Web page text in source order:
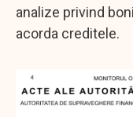
analize privind
acorda creditele.